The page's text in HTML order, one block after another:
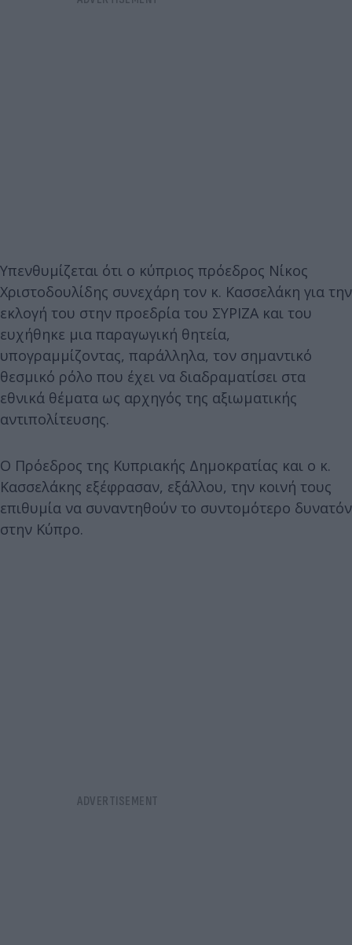
Υπενθυμίζεται ότι ο κύπριος πρόεδρος Νίκος
Χριστοδουλίδης συνεχάρη τον κ. Κασσελάκη για την
εκλογή του στην προεδρία του ΣΥΡΙΖΑ και του
ευχήθηκε μια παραγωγική θητεία,
υπογραμμίζοντας, παράλληλα, τον σημαντικό
θεσμικό ρόλο που έχει να διαδραματίσει στα
εθνικά θέματα ως αρχηγός της αξιωματικής
αντιπολίτευσης.
Ο Πρόεδρος της Κυπριακής Δημοκρατίας και ο κ.
Κασσελάκης εξέφρασαν, εξάλλου, την κοινή τους
επιθυμία να συναντηθούν το συντομότερο δυνατόν
στην Κύπρο.